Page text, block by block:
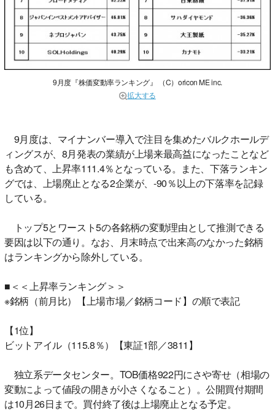
9月度『株価変動率ランキング』 （C）oricon ME inc.
拡大する
9月度は、マイナンバー導入で注目を集めたバルクホールデ
ィングスが、8月発表の業績が上場来最高益になったことなど
も含めて、上昇率111.4％となっている。また、下落ランキン
グでは、上場廃止となる2企業が、-90％以上の下落率を記録
している。
トップ5とワースト5の各銘柄の変動理由として推測できる
要因は以下の通り。なお、月末時点で出来高のなかった銘柄
はランキングから除外している。
■＜＜上昇率ランキング＞＞
※銘柄（前月比）【上場市場／銘柄コード】の順で表記
【1位】
ビットアイル（115.8％）【東証1部／3811】
独立系データセンター。TOB価格922円にさや寄せ（相場の
変動によって値段の開きが小さくなること）。公開買付期間
は10月26日まで。買付終了後は上場廃止となる予定。